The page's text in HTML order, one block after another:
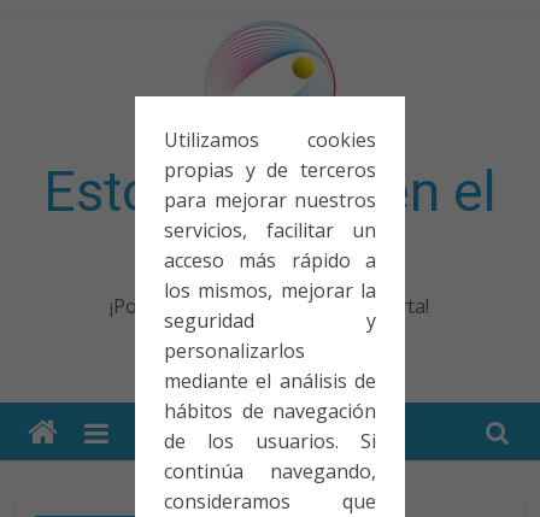
Utilizamos cookies
propias y de terceros
para mejorar nuestros
servicios, facilitar un
acceso más rápido a
los mismos, mejorar la
seguridad y
personalizarlos
mediante el análisis de
hábitos de navegación
de los usuarios. Si
continúa navegando,
consideramos que
Esto no entra en el
examen
¡Porque no solo el examen importa!